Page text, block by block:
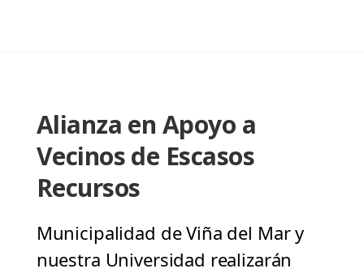
Alianza en Apoyo a
Vecinos de Escasos
Recursos
Municipalidad de Viña del Mar y
nuestra Universidad realizarán